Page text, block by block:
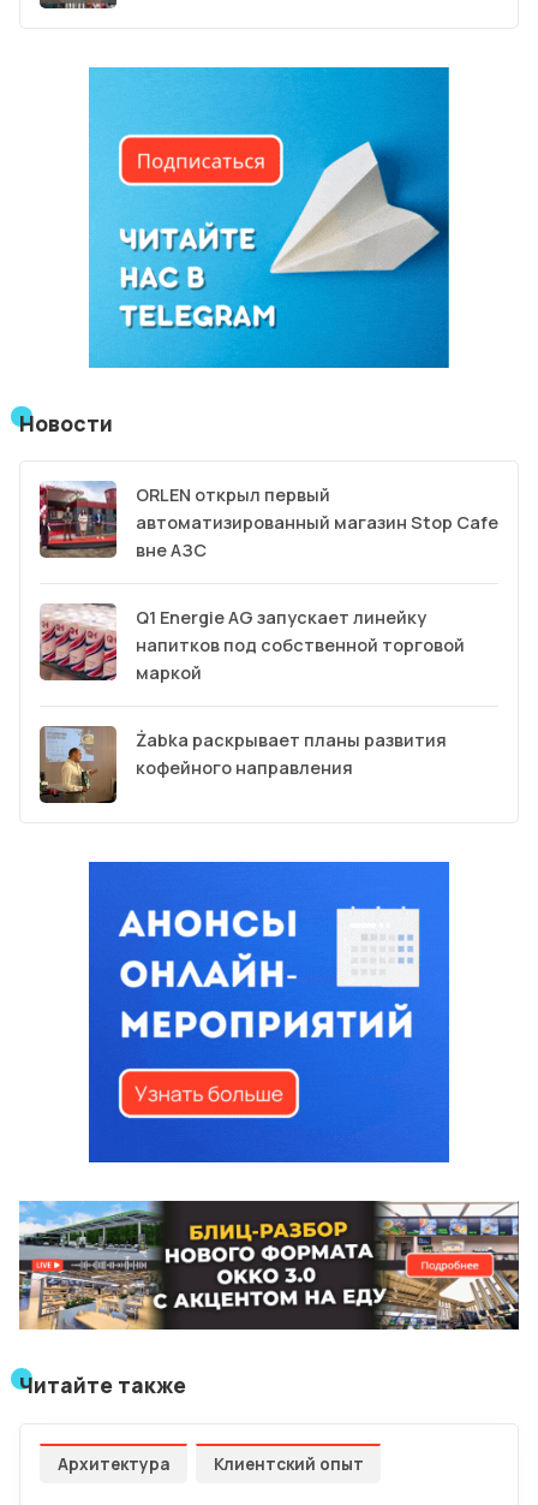
Новости
ORLEN открыл первый
автоматизированный магазин Stop Cafe
вне АЗС
Q1 Energie AG запускает линейку
напитков под собственной торговой
маркой
Żabka раскрывает планы развития
кофейного направления
Читайте также
Архитектура Клиентский опыт